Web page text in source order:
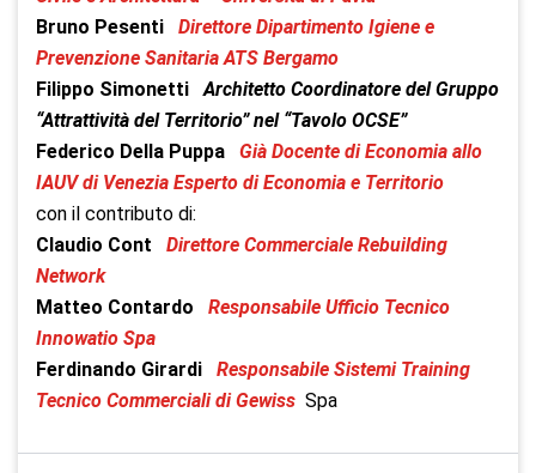
Bruno Pesenti
Direttore Dipartimento Igiene e
Prevenzione Sanitaria ATS Bergamo
Filippo Simonetti
Architetto Coordinatore del Gruppo
“Attrattività del Territorio” nel “Tavolo OCSE”
Federico Della Puppa
Già Docente di Economia allo
IAUV di Venezia Esperto di Economia e Territorio
con il contributo di:
Claudio Cont
Direttore Commerciale Rebuilding
Network
Matteo Contardo
Responsabile Ufficio Tecnico
Innowatio Spa
Ferdinando Girardi
Responsabile Sistemi Training
Tecnico Commerciali di Gewiss Spa